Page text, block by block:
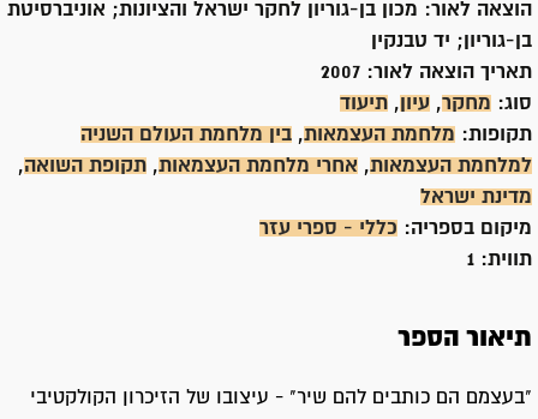
הוצאה לאור: מכון בן-גוריון לחקר ישראל והציונות; אוניברסיטת
בן-גוריון; יד טבנקין
תאריך הוצאה לאור:
סוג: מחקר, עיון , תיעוד
תקופות: מלחמת העצמאות, בין מלחמת העולם השניה
למלחמת העצמאות, אחרי מלחמת העצמאות, תקופת השואה,
מדינת ישראל
מיקום בספריה: כללי - ספרי עזר
תווית: 1
תיאור הספר
"בעצמם הם כותבים להם שיר" - עיצובו של הזיכרון הקולקטיבי